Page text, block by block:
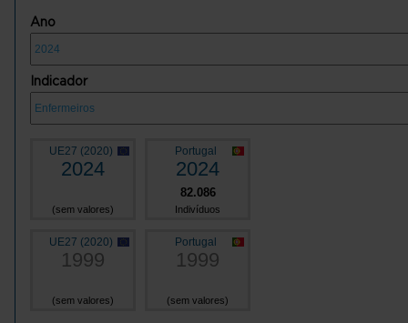
Ano
Indicador
UE27 (2020)
2024
(sem valores)
Portugal
2024
82.086
Indivíduos
UE27 (2020)
1999
(sem valores)
Portugal
1999
(sem valores)